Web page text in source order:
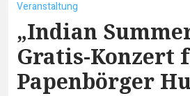
Veranstaltung
„Indian
Gratis-Konzert
Papenbörger